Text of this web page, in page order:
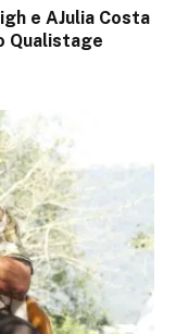
e AJulia Costa
Qualistage